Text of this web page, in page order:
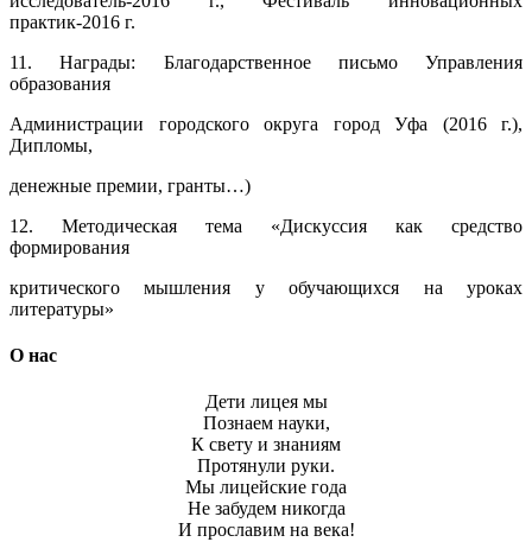
практик-2016 г.
11. Награды: Благодарственное письмо Управления
образования
Администрации городского округа город Уфа (2016 г.),
Дипломы,
денежные премии, гранты…)
12. Методическая тема «Дискуссия как средство
формирования
критического мышления у обучающихся на уроках
литературы»
О нас
Дети лицея мы
Познаем науки,
К свету и знаниям
Протянули руки.
Мы лицейские года
Не забудем никогда
И прославим на века!